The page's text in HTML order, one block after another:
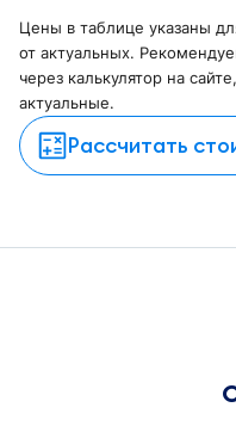
Цены в таблице указаны
от актуальных.
через калькулятор на
актуальные.
Рассчитать